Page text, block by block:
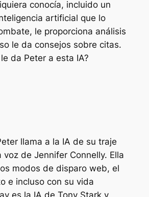
conocía, incluido un
artificial que lo
le proporciona análisis
le da consejos sobre citas.
da Peter a esta IA?
llama a la IA de su traje
voz de Jennifer Connelly. Ella
modos de disparo web, el
e incluso con su vida